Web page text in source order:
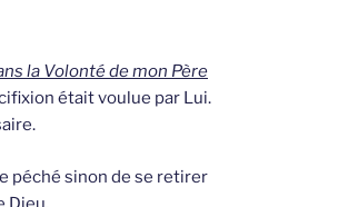
la Volonté de mon Père
était voulue par Lui.
péché sinon de se retirer